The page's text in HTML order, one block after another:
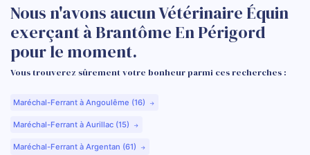
Nous n'avons aucun Vétérinaire Équin
exerçant à Brantôme En Périgord
pour le moment.
Vous trouverez sûrement votre bonheur parmi ces recherches :
Maréchal-Ferrant à Angoulême (16)
Maréchal-Ferrant à Aurillac (15)
Maréchal-Ferrant à Argentan (61)